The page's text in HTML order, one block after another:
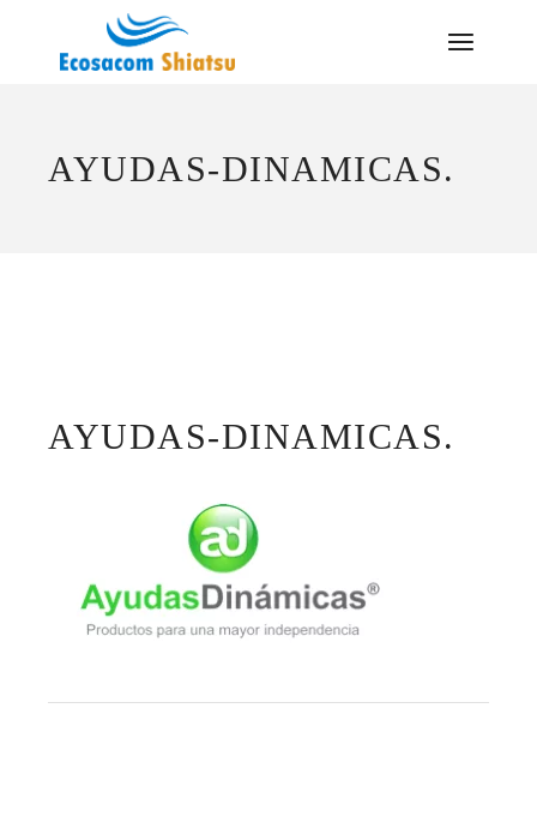
AYUDAS-DINAMICAS.
AYUDAS-DINAMICAS.